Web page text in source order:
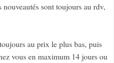
sont toujours au rdv,
au prix le plus bas, puis
vous en maximum 14 jours ou